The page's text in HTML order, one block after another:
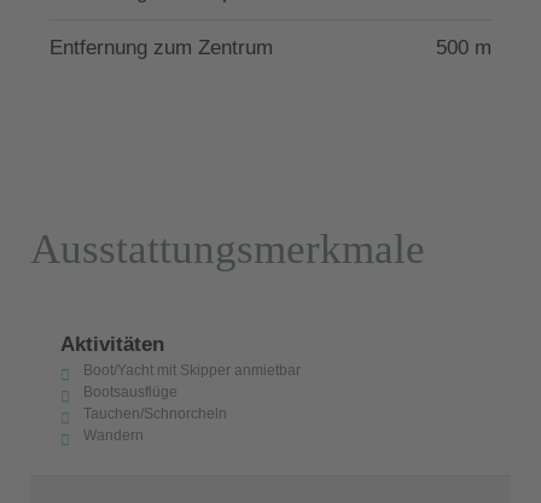
Entfernung zum Zentrum 500 m
Ausstattungsmerkmale
Aktivitäten
Boot/Yacht mit Skipper anmietbar
Bootsausflüge
Tauchen/Schnorcheln
Wandern